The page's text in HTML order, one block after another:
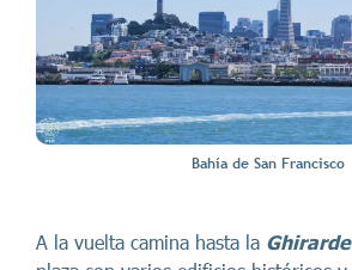
Bahía de San Francisco
A la vuelta camina hasta la